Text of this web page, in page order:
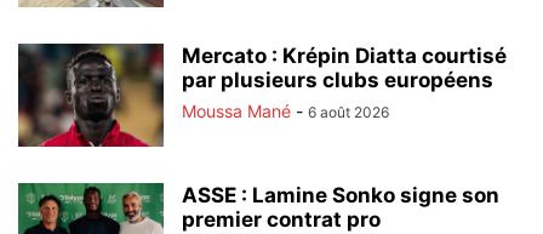
Mercato : Krépin Diatta courtisé
par plusieurs clubs européens
Moussa Mané - 6 août 2026
ASSE : Lamine Sonko signe son
premier contrat pro